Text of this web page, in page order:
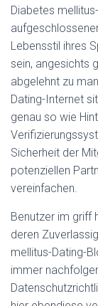
Diabetes
Lebensstil ihres
sein, angesichts
abgelehnt zu
Dating-Internet
genau so wie
Sicherheit der
potenziellen
vereinfachen.
Benutzer im griff
deren
mellitus-Dating-
immer